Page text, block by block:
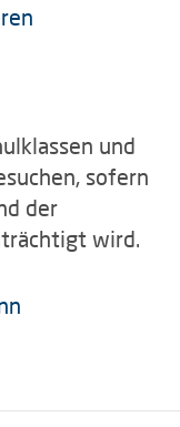
und
sofern
der
wird.